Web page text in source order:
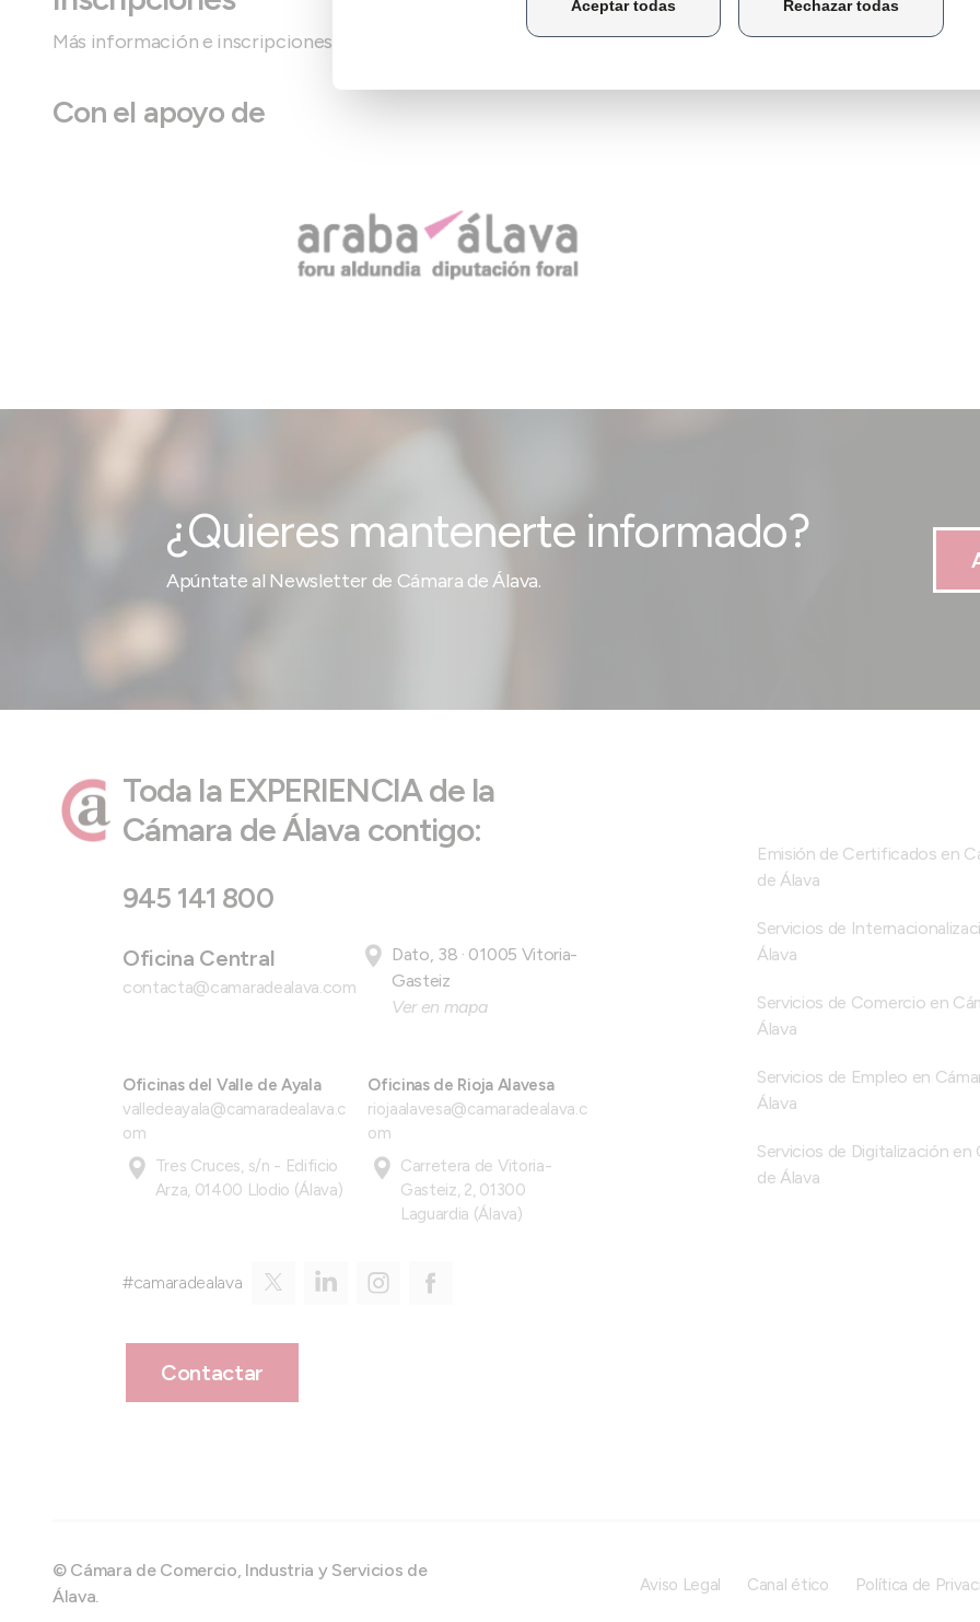
Más información e inscripciones en internacional@camaradealava.com
Con el apoyo de
¿Quieres mantenerte informado?
Apúntate al Newsletter de Cámara de Álava.
Toda la EXPERIENCIA de la
Cámara de Álava contigo:
945 141 800
Oficina Central
contacta@camaradealava.com
Dato, 38 · 01005 Vitoria-
Gasteiz
Ver en mapa
Oficinas del Valle de Ayala
valledeayala@camaradealava.c
om
Tres Cruces, s/n - Edificio
Arza, 01400 Llodio (Álava)
Oficinas de Rioja Alavesa
riojaalavesa@camaradealava.c
om
Carretera de Vitoria-
Gasteiz, 2, 01300
Laguardia (Álava)
#camaradealava
Contactar
Emisión de Certificados en
de Álava
Servicios de
Álava
Servicios de Comercio en
Álava
Servicios de Empleo en
Álava
Servicios de Digitalización en
de Álava
© Cámara de Comercio, Industria y Servicios de
Álava.
Aviso Legal Canal ético Política de